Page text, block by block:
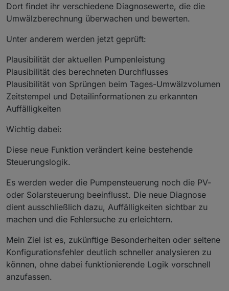
Dort findet ihr verschiedene Diagnosewerte, die die
Umwälzberechnung überwachen und bewerten.
Unter anderem werden jetzt geprüft:
Plausibilität der aktuellen Pumpenleistung
Plausibilität des berechneten Durchflusses
Plausibilität von Sprüngen beim Tages-Umwälzvolumen
Zeitstempel und Detailinformationen zu erkannten
Auffälligkeiten
Wichtig dabei:
Diese neue Funktion verändert keine bestehende
Steuerungslogik.
Es werden weder die Pumpensteuerung noch die PV-
oder Solarsteuerung beeinflusst. Die neue Diagnose
dient ausschließlich dazu, Auffälligkeiten sichtbar zu
machen und die Fehlersuche zu erleichtern.
Mein Ziel ist es, zukünftige Besonderheiten oder seltene
Konfigurationsfehler deutlich schneller analysieren zu
können, ohne dabei funktionierende Logik vorschnell
anzufassen.